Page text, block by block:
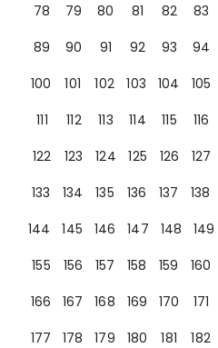
78
79 80 81 82 83
89
90 91 92 93 94
100
101 102 103 104 105
111
112 113 114 115 116
122
123 124 125 126 127
133
134 135 136 137 138
144
145 146 147 148 149
155
156 157 158 159 160
166
167 168 169 170 171
177
178 179 180 181 182